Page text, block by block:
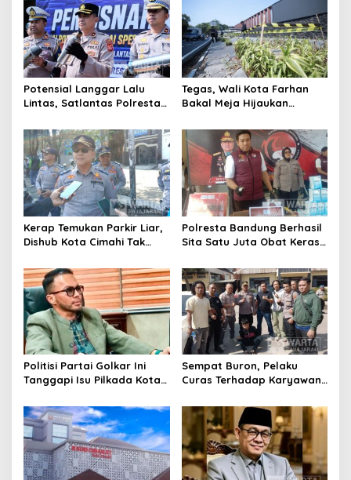
Potensial Langgar Lalu
Lintas, Satlantas Polresta
Motor Berknalpot Brong
Tegas, Wali Kota Farhan
Bakal Meja Hijaukan
Riau
Kerap Temukan Parkir Liar,
Dishub Kota Cimahi Tak
Pembinaan
Polresta Bandung Berhasil
Sita Satu Juta Obat Keras
Kasus Narkoba
Politisi Partai Golkar Ini
Tanggapi Isu Pilkada Kota
Sempat Buron, Pelaku
Curas Terhadap Karyawan
Ditangkap Polisi